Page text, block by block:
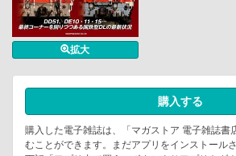
拡大
購入する
購入した電子雑誌は、「マガストア 電子雑誌書
むことができます。まだアプリをインストール